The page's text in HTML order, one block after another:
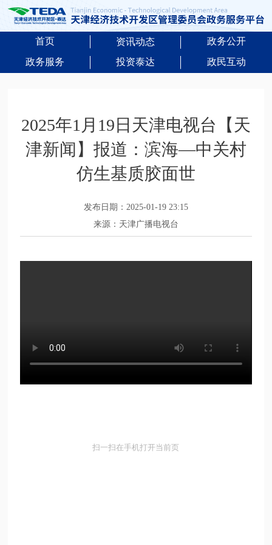
首页 资讯动态
政务公开
政务服务
投资泰达 政民互动
2025年1月19日天津电视台【天
津新闻】报道：滨海—中关村
仿生基质胶面世
发布日期：2025-01-19 23:15
来源：天津广播电视台
扫一扫在手机打开当前页